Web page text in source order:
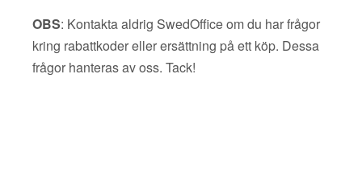
OBS: Kontakta aldrig SwedOffice om du har frågor
kring rabattkoder eller ersättning på ett köp. Dessa
frågor hanteras av oss. Tack!